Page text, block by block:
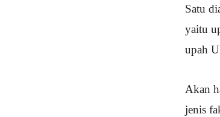
Satu
yaitu
upah
Akan
jenis